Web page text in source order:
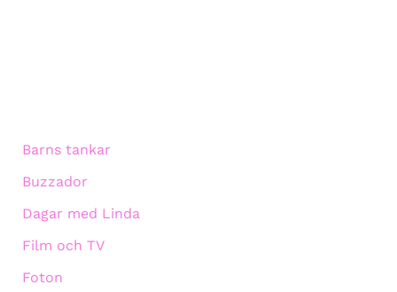
Barns tankar
Buzzador
Dagar med Linda
Film och TV
Foton